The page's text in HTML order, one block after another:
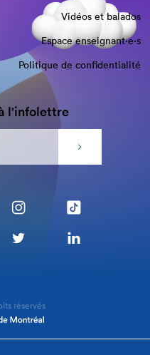
Vidéos et balados
Espace enseignant·e⋅s
Politique de confidentialité
l'infolettre
réservés